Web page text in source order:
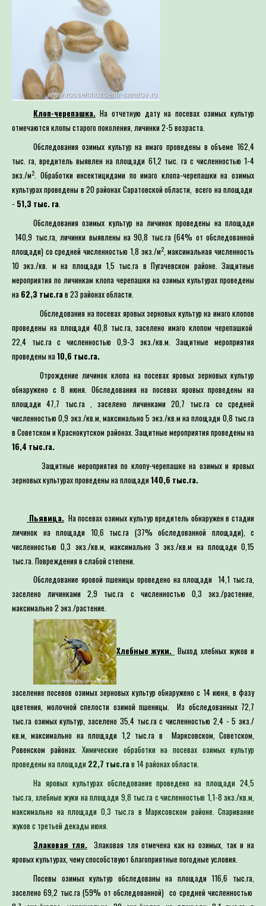
Для определения
Специалист филиала по
выдачей рекомендаций по
Клоп-черепашка. На отчетную дату на посевах озимых культур
отмечаются клопы старого поколения, личинки 2-5 возраста.
Обследования озимых культур на имаго проведены в объеме 162,4
тыс. га, вредитель выявлен на площади 61,2 тыс. га с численностью 1-4
экз./м2. Обработки инсектицидами по имаго клопа-черепашки на озимых
культурах проведены в 20 районах Саратовской области, всего на площади
- 51,3 тыс. га.
Обследования озимых культур на личинок проведены на площади
140,9 тыс.га, личинки выявлены на 90,8 тыс.га (64% от обследованной
площади) со средней численностью 1,8 экз./м2, максимальная численность
10 экз./кв. м на площади 1,5 тыс.га в Пугачевском районе. Защитные
мероприятия по личинкам клопа черепашки на озимых культурах проведены
на 62,3 тыс.гав 23 районах области.
Обследования на посевах яровых зерновых культур на имаго клопов
проведены на площади 40,8 тыс.га, заселено имаго клопом черепашкой
22,4 тыс.га с численностью 0,9-3 экз./кв.м. Защитные мероприятия
проведены на10,6 тыс.га.
Отрождение личинок клопа на посевах яровых зерновых культур
обнаружено с 8 июня. Обследования на посевах яровых проведены на
площади 47,7 тыс.га , заселено личинками 20,7 тыс.га со средней
численностью 0,9 экз./кв.м, максимально 5 экз./кв.м на площади 0,8 тыс.га
в Советском и Краснокутском районах. Защитные мероприятия проведены на
16,4 тыс.га.
Защитные мероприятия по клопу-черепашке на озимых и яровых
зерновых культурах проведены на площади140,6 тыс.га.
Пьявица.На посевах озимых культур вредитель обнаружен в стадии
личинок на площади 10,6 тыс.га (37% обследованной площади), с
численностью 0,3 экз./кв.м, максимально 3 экз./кв.м на площади 0,15
тыс.га. Повреждения в слабой степени.
Обследование яровой пшеницы проведено на площади 14,1 тыс.га,
заселено личинками 2,9 тыс.га с численностью 0,3 экз./растение,
максимально 2 экз./растение.
Хлебные жуки. Выход хлебных жуков и
заселение посевов озимых зерновых культур обнаружено с 14 июня, в фазу
цветения, молочной спелости озимой пшеницы. Из обследованных 72,7
тыс.га озимых культур, заселено 35,4 тыс.га с численностью 2,4 - 5 экз./
кв.м, максимально на площади 1,2 тыс.га в Марксовском, Советском,
Ровенском районах.Химические обработки на посевах озимых культур
проведены на площади 22,7 тыс.гав 14 районах области.
На яровых культурах обследование проведено на площади 24,5
тыс.га, хлебные жуки на площади 9,8 тыс.га с численностью 1,1-8 экз./кв.м,
максимально на площади 0,3 тыс.га в Марксовском районе. Спаривание
жуков с третьей декады июня.
Злаковая тля.Злаковая тля отмечена как на озимых, так и на
яровых культурах, чему способствуют благоприятные погодные условия.
Посевы озимых культур обследованы на площади 116,6 тыс.га,
заселено 69,2 тыс.га (59% от обследованной) со средней численностью